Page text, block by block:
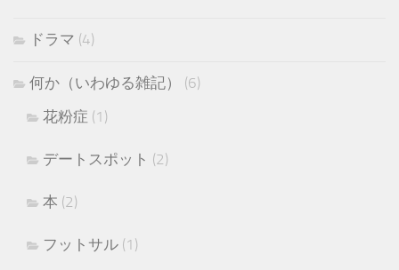
ドラマ (4)
何か（いわゆる雑記）
(6)
花粉症 (1)
デートスポット (2)
本 (2)
フットサル (1)